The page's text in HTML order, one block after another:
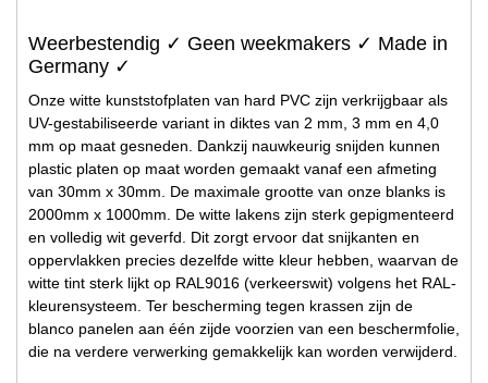
Weerbestendig ✓ Geen weekmakers ✓ Made in
Germany ✓
Onze witte kunststofplaten van hard PVC zijn verkrijgbaar als
UV-gestabiliseerde variant in diktes van 2 mm, 3 mm en 4,0
mm op maat gesneden. Dankzij nauwkeurig snijden kunnen
plastic platen op maat worden gemaakt vanaf een afmeting
van 30mm x 30mm. De maximale grootte van onze blanks is
2000mm x 1000mm. De witte lakens zijn sterk gepigmenteerd
en volledig wit geverfd. Dit zorgt ervoor dat snijkanten en
oppervlakken precies dezelfde witte kleur hebben, waarvan de
witte tint sterk lijkt op RAL9016 (verkeerswit) volgens het RAL-
kleurensysteem. Ter bescherming tegen krassen zijn de
blanco panelen aan één zijde voorzien van een beschermfolie,
die na verdere verwerking gemakkelijk kan worden verwijderd.